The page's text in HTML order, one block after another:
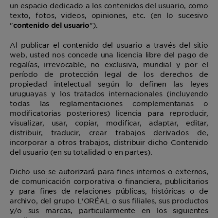
un espacio dedicado a los contenidos del usuario, como
texto, fotos, videos, opiniones, etc. (en lo sucesivo
"contenido del usuario").
Al publicar el contenido del usuario a través del sitio
web, usted nos concede una licencia libre del pago de
regalías, irrevocable, no exclusiva, mundial y por el
período de protección legal de los derechos de
propiedad intelectual según lo definen las leyes
uruguayas y los tratados internacionales (incluyendo
todas las reglamentaciones complementarias o
modificatorias posteriores) licencia para reproducir,
visualizar, usar, copiar, modificar, adaptar, editar,
distribuir, traducir, crear trabajos derivados de,
incorporar a otros trabajos, distribuir dicho Contenido
del usuario (en su totalidad o en partes).
Dicho uso se autorizará para fines internos o externos,
de comunicación corporativa o financiera, publicitarios
y para fines de relaciones públicas, históricas o de
archivo, del grupo L'ORÉAL o sus filiales, sus productos
y/o sus marcas, particularmente en los siguientes